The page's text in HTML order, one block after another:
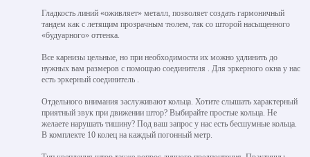
Гладкость линий «оживляет» металл, позволяет создать гармоничный
тандем как с летящим прозрачным тюлем, так со шторой насыщенного
«будуарного» оттенка.
Все карнизы цельные, но при необходимости их можно удлинить до
нужных вам размеров с помощью соединителя . Для эркерного окна у нас
есть эркерный соединитель .
Отдельного внимания заслуживают кольца. Хотите слышать характерный
приятный звук при движении штор? Выбирайте простые кольца. Не
желаете нарушать тишину? Под ваш запрос у нас есть бесшумные кольца.
В комплекте 10 колец на каждый погонный метр.